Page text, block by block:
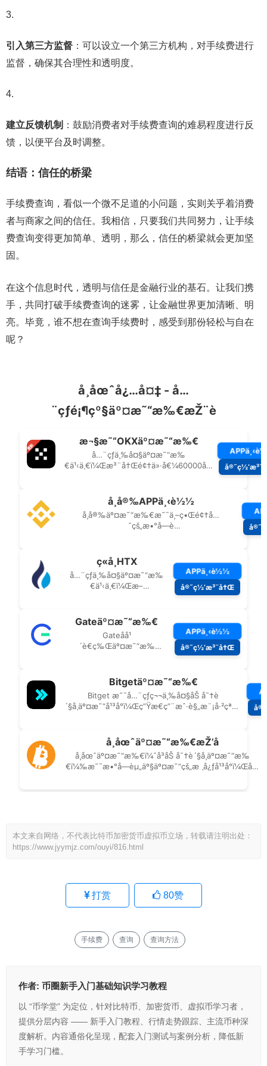
引入第三方监督 ：可以设立一个第三方机构，对手续费进行
监督，确保其合理性和透明度。
建立反馈机制 ：鼓励消费者对手续费查询的难易程度进行反
馈，以便平台及时调整。
结语：信任的桥梁
手续费查询，看似一个微不足道的小问题，实则关乎着消费
者与商家之间的信任。我相信，只要我们共同努力，让手续
费查询变得更加简单、透明，那么，信任的桥梁就会更加坚
固。
在这个信息时代，透明与信任是金融行业的基石。让我们携
手，共同打破手续费查询的迷雾，让金融世界更加清晰、明
亮。毕竟，谁不想在查询手续费时，感受到那份轻松与自在
呢？
本文来自网络，不代表比特币加密货币虚拟币立场，转载请注明出处：
https://www.jyymjz.com/ouyi/816.html
打赏 80赞
手续费 查询 查询方法
作者: 币圈新手入门基础知识学习教程
以 “币学堂” 为定位，针对比特币、加密货币、虚拟币学习者，
提供分层内容 —— 新手入门教程、行情走势跟踪、主流币种深
度解析。内容通俗化呈现，配套入门测试与案例分析，降低新
手学习门槛。